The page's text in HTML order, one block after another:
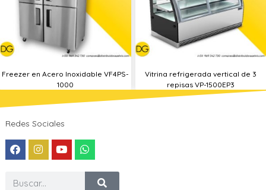
Freezer en Acero Inoxidable VF4PS-
1000
Vitrina refrigerada vertical de 3
repisas VP-1500EP3
Redes Sociales